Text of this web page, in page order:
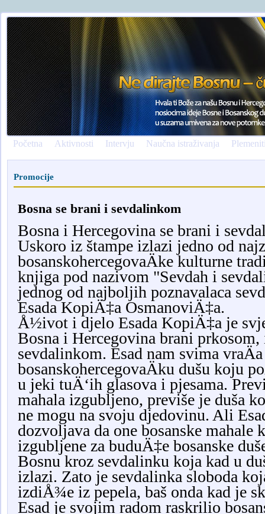
Početna Aktivnosti Intervju Naučna istraživanja
Promocije
Bosna se brani i sevdalinkom
Bosna i Hercegovina se brani i
Uskoro iz štampe izlazi jedno od
bosanskohercegovaÄke kulturne
knjiga pod nazivom "Sevdah i
jednog od najboljih poznavalaca
Esada KopiÄ‡a OsmanoviÄ‡a.
Å½ivot i djelo Esada KopiÄ‡a je
Bosna i Hercegovina brani
sevdalinkom. Esad nam svima vraÄa
bosanskohercegovaÄku dušu koju
u jeki tuÄ‘ih glasova i pjesama.
mahala izgubljeno, previše je duša
ne mogu na svoju djedovinu. Ali
dozvoljava da one bosanske
izgubljene za buduÄ‡e bosanske
Bosnu kroz sevdalinku koja kad u
izlazi. Zato je sevdalinka sloboda
izdiÅ¾e iz pepela, baš onda kad je
Esad je svojim radom raskrilio